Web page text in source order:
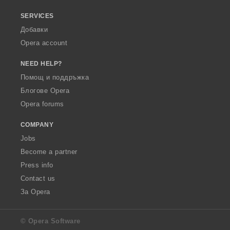
SERVICES
Добавки
Opera account
NEED HELP?
Помощ и поддръжка
Блогове Opera
Opera forums
COMPANY
Jobs
Become a partner
Press info
Contact us
За Opera
© Opera Software